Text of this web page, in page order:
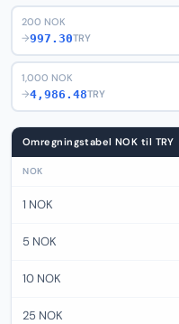
200 NOK
→997.30TRY
1,000 NOK
→4,986.48TRY
Omregningstabel NOK til TRY
NOK
1 NOK
5 NOK
10 NOK
25 NOK